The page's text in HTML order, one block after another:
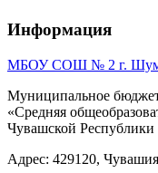
Информация
МБОУ СОШ № 2 г.
Муниципальное
«Средняя
Чувашской Республики
Адрес: 429120,